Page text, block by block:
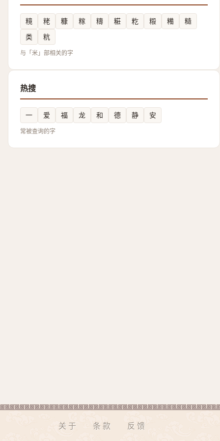
糡 粩 糠 糘 䊭 糚 籺 䊛 糒
糙
类
粇
与「米」部相关的字
热搜
一 爱 福 龙 和 德 静 安
常被查询的字
关于 条款 反馈